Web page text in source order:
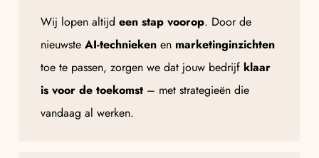
Wij lopen altijd een stap voorop. Door de
nieuwste AI-technieken en marketinginzichten
toe te passen, zorgen we dat jouw bedrijf klaar
is voor de toekomst – met strategieën die
vandaag al werken.